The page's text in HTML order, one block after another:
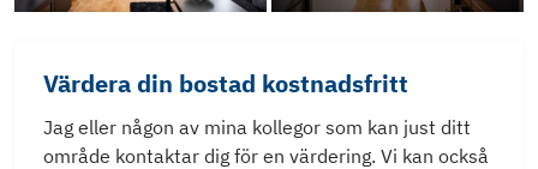
Värdera din bostad kostnadsfritt
Jag eller någon av mina kollegor som kan just ditt
område kontaktar dig för en värdering. Vi kan också